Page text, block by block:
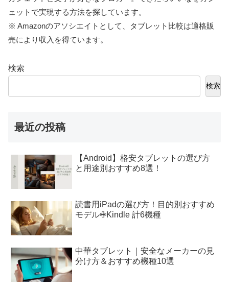
ェットで実現する方法を探しています。
※ Amazonのアソシエイトとして、タブレット比較は適格販
売により収入を得ています。
検索
検索
最近の投稿
【Android】格安タブレットの選び方
と用途別おすすめ8選！
読書用iPadの選び方！目的別おすすめ
モデル✙Kindle 計6機種
中華タブレット｜安全なメーカーの見
分け方＆おすすめ機種10選